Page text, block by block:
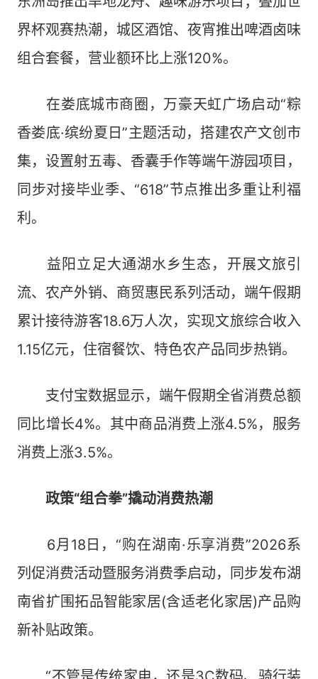
界杯观赛热潮，城区酒馆、夜宵推出啤酒卤味
组合套餐，营业额环比上涨120%。
在娄底城市商圈，万豪天虹广场启动“粽
香娄底·缤纷夏日”主题活动，搭建农产文创市
集，设置射五毒、香囊手作等端午游园项目，
同步对接毕业季、“618”节点推出多重让利福
利。
益阳立足大通湖水乡生态，开展文旅引
流、农产外销、商贸惠民系列活动，端午假期
累计接待游客18.6万人次，实现文旅综合收入
1.15亿元，住宿餐饮、特色农产品同步热销。
支付宝数据显示，端午假期全省消费总额
同比增长4%。其中商品消费上涨4.5%，服务
消费上涨3.5%。
政策“组合拳”撬动消费热潮
6月18日，“购在湖南·乐享消费”2026系
列促消费活动暨服务消费季启动，同步发布湖
南省扩围拓品智能家居(含适老化家居)产品购
新补贴政策。